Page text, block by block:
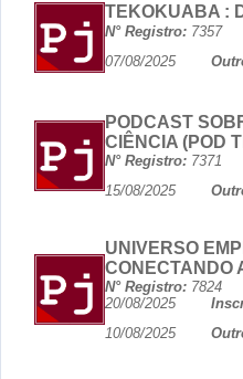
TEKOKUABA :
N° Registro:
07/08/2025
PODCAST
CIÊNCIA (POD
N° Registro:
15/08/2025
UNIVERSO
CONECTANDO
N° Registro:
20/08/2025
10/08/2025